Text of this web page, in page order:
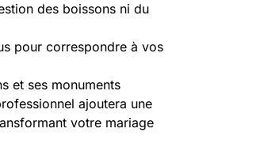
des boissons ni du
pour correspondre à vos
et ses monuments
ajoutera une
votre mariage